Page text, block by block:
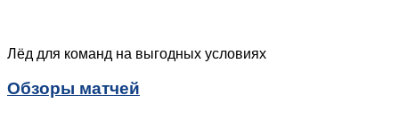
Лёд для команд на выгодных условиях
Обзоры матчей